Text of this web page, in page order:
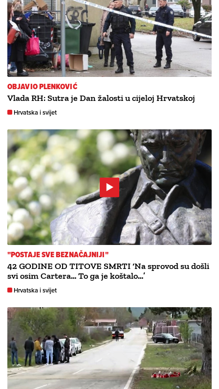
OBJAVIO PLENKOVIĆ
Vlada RH: Sutra je Dan žalosti u cijeloj Hrvatskoj
Hrvatska i svijet
"POSTAJE SVE BEZNAČAJNIJI"
42 GODINE OD TITOVE SMRTI ‘Na sprovod su došli
svi osim Cartera… To ga je koštalo…’
Hrvatska i svijet